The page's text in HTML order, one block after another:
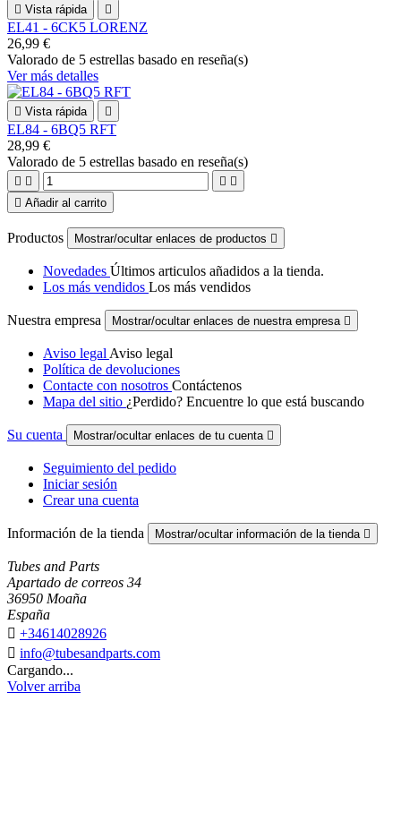
 Vista rápida 
EL41 - 6CK5 LORENZ
26,99 €
Valorado de 5 estrellas basado en reseña(s)
Ver más detalles
 Vista rápida 
EL84 - 6BQ5 RFT
28,99 €
Valorado de 5 estrellas basado en reseña(s)
   
 Añadir al carrito
Productos Mostrar/ocultar enlaces de productos 
Novedades Últimos articulos añadidos a la tienda.
Los más vendidos Los más vendidos
Nuestra empresa Mostrar/ocultar enlaces de nuestra empresa 
Aviso legal Aviso legal
Política de devoluciones
Contacte con nosotros Contáctenos
Mapa del sitio ¿Perdido? Encuentre lo que está buscando
Su cuenta Mostrar/ocultar enlaces de tu cuenta 
Seguimiento del pedido
Iniciar sesión
Crear una cuenta
Información de la tienda Mostrar/ocultar información de la tienda 
Tubes and Parts
Apartado de correos 34
36950 Moaña
España
 +34614028926
 info@tubesandparts.com
Cargando...
Volver arriba